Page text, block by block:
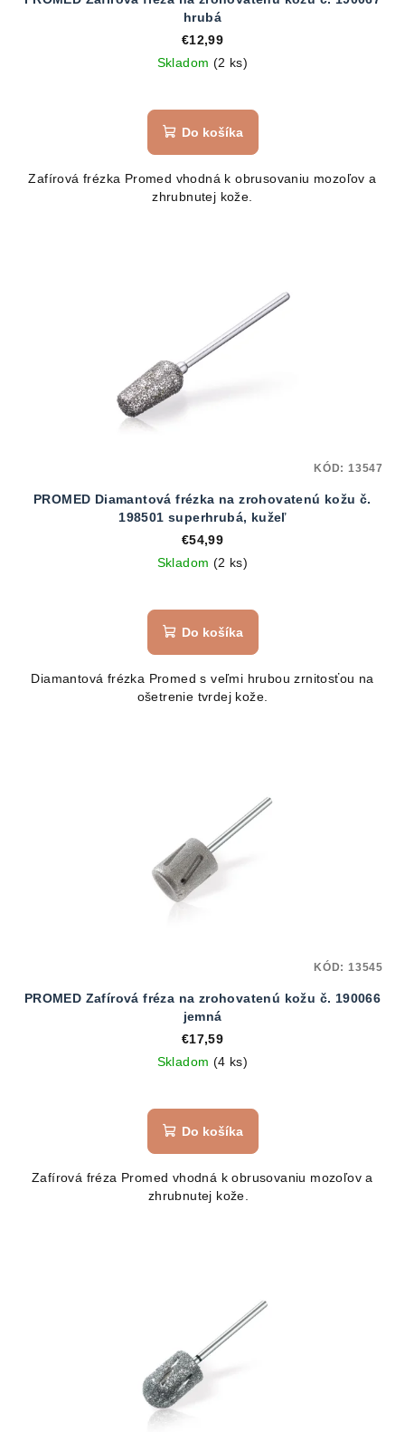
hrubá
€12,99
Skladom (2 ks)
Do košíka
Zafírová frézka Promed vhodná k obrusovaniu mozoľov a
zhrubnutej kože.
PROMED Diamantová frézka na zrohovatenú kožu č.
198501 superhrubá, kužeľ
€54,99
Skladom (2 ks)
Do košíka
Diamantová frézka Promed s veľmi hrubou zrnitosťou na
ošetrenie tvrdej kože.
KÓD: 13547
PROMED Zafírová fréza na zrohovatenú kožu č. 190066
jemná
€17,59
Skladom (4 ks)
Do košíka
Zafírová fréza Promed vhodná k obrusovaniu mozoľov a
zhrubnutej kože.
KÓD: 13545